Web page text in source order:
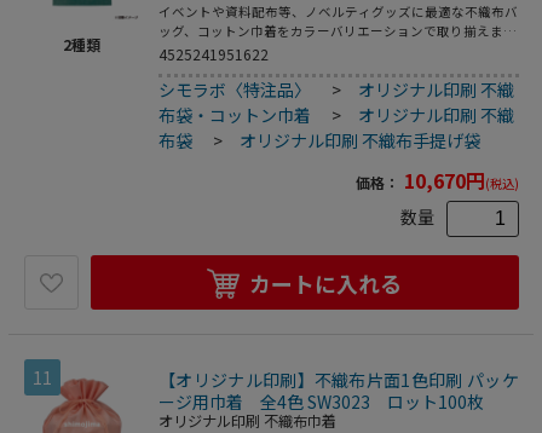
2種類
イベントや資料配布等、ノベルティグッズに最適な不織布バ
ッグ、コットン巾着をカラーバリエーションで取り揃えまし
た。片面シルク1色印刷、印刷領域は別途テンプレートでご
4525241951622
シモラボ〈特注品〉 > オリジナル印刷 不織
布袋・コットン巾着
> オリジナル印刷 不織
布袋
> オリジナル印刷 不織布手提げ袋
価格： 10,670円(税込)
数量
カートに入れる
11
【オリジナル印刷】不織布片面1色印刷 パッケ
ージ用巾着 全4色 SW3023 ロット100枚
オリジナル印刷 不織布巾着